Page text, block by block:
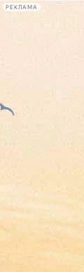
РЕКЛАМА
лекции
книги